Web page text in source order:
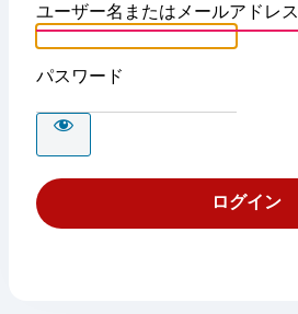
ユーザー名またはメールアドレス
パスワード